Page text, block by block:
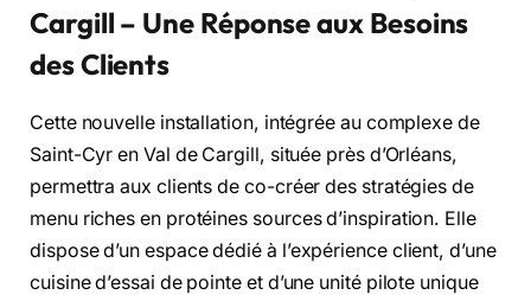
Cargill – Une Réponse aux Besoins
des Clients
Cette nouvelle installation, intégrée au complexe de
Saint-Cyr en Val de Cargill, située près d’Orléans,
permettra aux clients de co-créer des stratégies de
menu riches en protéines sources d’inspiration. Elle
dispose d’un espace dédié à l’expérience client, d’une
cuisine d’essai de pointe et d’une unité pilote unique